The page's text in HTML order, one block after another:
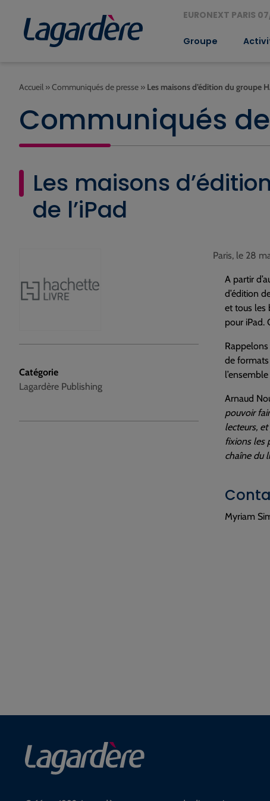
EURONEXT PARIS
Groupe
Accueil »Communiqués de presse » Les maisons d’édition du groupe
Communiqués
Les maisons
de l’iPad
Catégorie
Lagardère Publishing
Paris, le 28
A partir
d’édition
et tous les
pour iPad.
de
Arnaud
pouvoir
lecteurs,
fixions les
chaîne du
Myriam